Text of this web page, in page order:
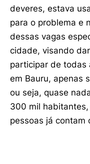
deveres, estava
para o problema e
dessas vagas
cidade, visando
participar de todas
em Bauru, apenas
ou seja, quase
300 mil
pessoas já contam